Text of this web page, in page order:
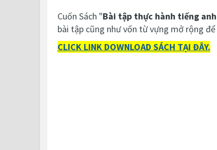
Cuốn Sách "Bài tập thực hành tiếng
bài tập cũng như vốn từ vựng mở rộng
CLICK LINK DOWNLOAD SÁCH TẠI ĐÂY.